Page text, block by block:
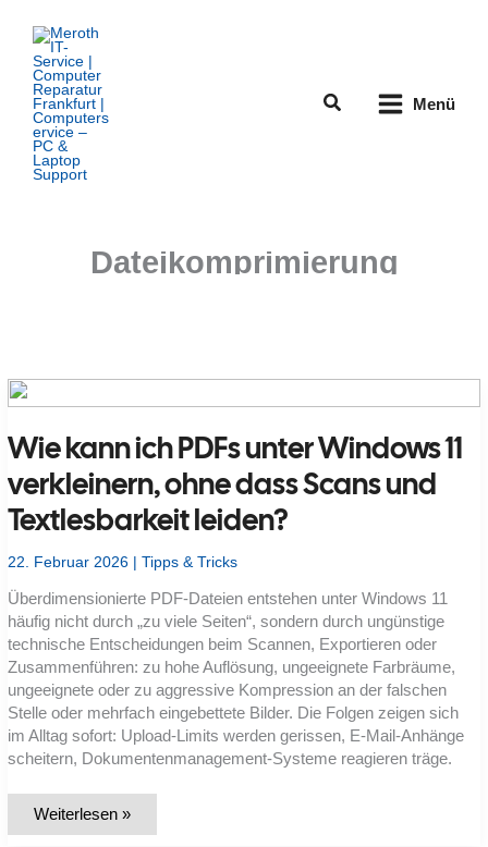
Inhalt
springen
Suchen Menü
Dateikomprimierung
Wie kann ich PDFs unter Windows 11
verkleinern, ohne dass Scans und
Textlesbarkeit leiden?
22. Februar 2026 |Tipps & Tricks
Überdimensionierte PDF-Dateien entstehen unter Windows 11
häufig nicht durch „zu viele Seiten“, sondern durch ungünstige
technische Entscheidungen beim Scannen, Exportieren oder
Zusammenführen: zu hohe Auflösung, ungeeignete Farbräume,
ungeeignete oder zu aggressive Kompression an der falschen
Stelle oder mehrfach eingebettete Bilder. Die Folgen zeigen sich
im Alltag sofort: Upload-Limits werden gerissen, E-Mail-Anhänge
scheitern, Dokumentenmanagement-Systeme reagieren träge.
Wie
Weiterlesen »